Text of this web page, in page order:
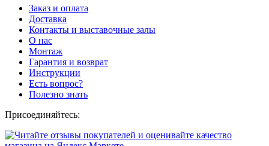
Заказ и оплата
Доставка
Контакты и выставочные залы
О нас
Монтаж
Гарантия и возврат
Инструкции
Есть вопрос?
Полезно знать
Присоединяйтесь: